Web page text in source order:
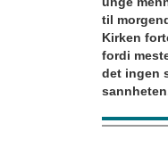
til
Kirken
fordi
det ingen